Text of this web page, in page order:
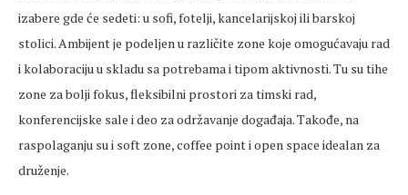
izabere gde će sedeti: u sofi, fotelji, kancelarijskoj ili barskoj
stolici. Ambijent je podeljenu različite zone koje omogućavaju rad
i kolaboraciju u skladu sa potrebama i tipom aktivnosti. Tu su tihe
zone za bolji fokus, fleksibilni prostori za timski rad,
konferencijske sale i deo za održavanje događaja. Takođe, na
raspolaganju su i soft zone, coffee point i open space idealan za
druženje.